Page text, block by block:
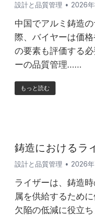
設計と品質管理 2026
中国でアルミ鋳造
際、バイヤーは価
の要素も評価する
ーの品質管理……
もっと読む
鋳造におけるラ
設計と品質管理 2026
ライザーは、鋳造
属を供給するため
欠陥の低減に役立